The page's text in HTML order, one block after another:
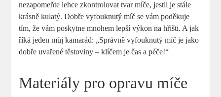
nezapomeňte lehce zkontrolovat tvar míče, jestli je stále
krásně kulatý. Dobře vyfouknutý míč se vám poděkuje
tím, že vám poskytne mnohem lepší výkon na hřišti. A jak
říká jeden můj kamarád: „Správně vyfouknutý míč je jako
dobře uvařené těstoviny – klíčem je čas a péče!“
Materiály pro opravu míče